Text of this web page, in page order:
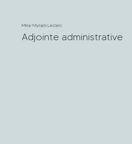
Mme Myriam Leclerc
Adjointe administrative